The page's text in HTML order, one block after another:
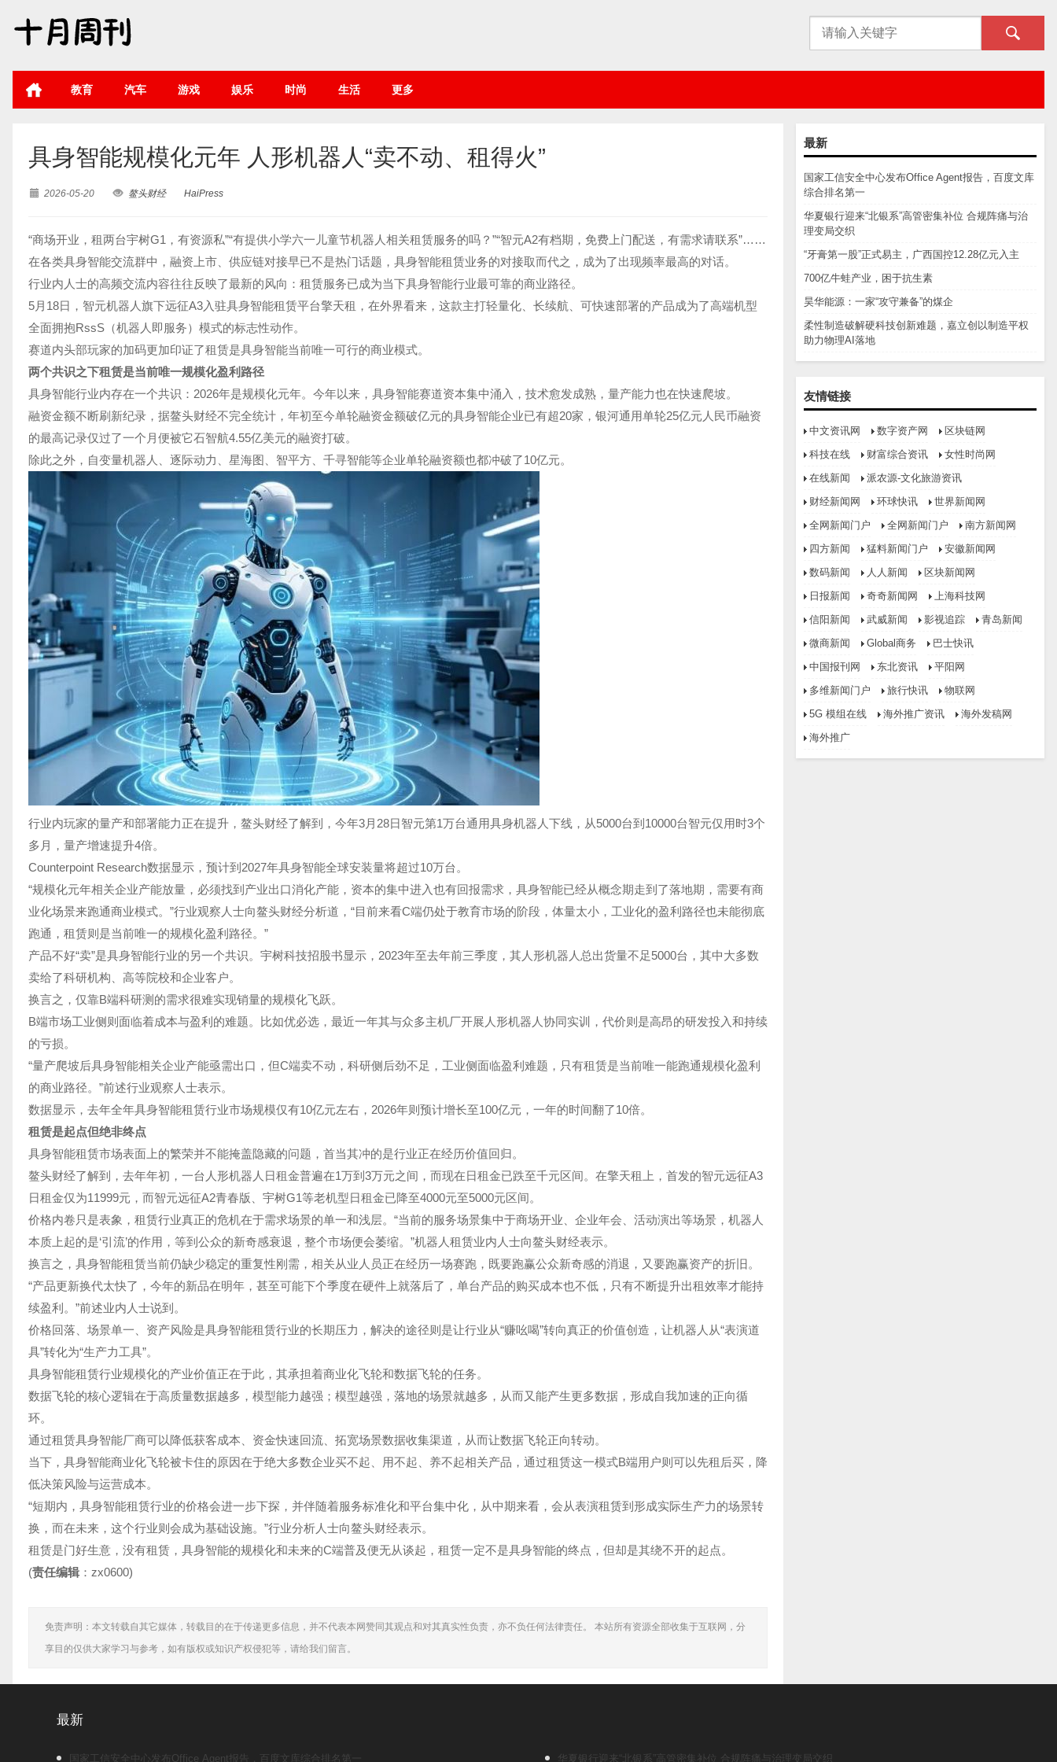
教育 汽车 游戏 娱乐 时尚 生活 更多
最新
国家工信安全中心发布Office Agent报告，百度文库
综合排名第一
华夏银行迎来“北银系”高管密集补位 合规阵痛与治
理变局交织
“牙膏第一股”正式易主，广西国控12.28亿元入主
700亿牛蛙产业，困于抗生素
昊华能源：一家“攻守兼备”的煤企
柔性制造破解硬科技创新难题，嘉立创以制造平权
助力物理AI落地
友情链接
中文资讯网 数字资产网
区块链网
科技在线
财富综合资讯
女性时尚网
在线新闻
派农源-文化旅游资讯
财经新闻网
环球快讯
世界新闻网
全网新闻门户
全网新闻门户
南方新闻网
四方新闻
猛料新闻门户
安徽新闻网
数码新闻
人人新闻
区块新闻网
日报新闻
奇奇新闻网
上海科技网
信阳新闻
武威新闻 影视追踪
青岛新闻
微商新闻
Global商务
巴士快讯
中国报刊网
东北资讯
平阳网
多维新闻门户
旅行快讯
物联网
5G 模组在线
海外推广资讯
海外发稿网
海外推广
具身智能规模化元年 人形机器人“卖不动、租得火”
2026-05-20 鳌头财经 HaiPress
“商场开业，租两台宇树G1，有资源私”“有提供小学六一儿童节机器人相关租赁服务的吗？”“智元A2有档期，免费上门配送，有需求请联系”……
在各类具身智能交流群中，融资上市、供应链对接早已不是热门话题，具身智能租赁业务的对接取而代之，成为了出现频率最高的对话。
行业内人士的高频交流内容往往反映了最新的风向：租赁服务已成为当下具身智能行业最可靠的商业路径。
5月18日，智元机器人旗下远征A3入驻具身智能租赁平台擎天租，在外界看来，这款主打轻量化、长续航、可快速部署的产品成为了高端机型
全面拥抱RssS（机器人即服务）模式的标志性动作。
赛道内头部玩家的加码更加印证了租赁是具身智能当前唯一可行的商业模式。
两个共识之下租赁是当前唯一规模化盈利路径
具身智能行业内存在一个共识：2026年是规模化元年。今年以来，具身智能赛道资本集中涌入，技术愈发成熟，量产能力也在快速爬坡。
融资金额不断刷新纪录，据鳌头财经不完全统计，年初至今单轮融资金额破亿元的具身智能企业已有超20家，银河通用单轮25亿元人民币融资
的最高记录仅过了一个月便被它石智航4.55亿美元的融资打破。
除此之外，自变量机器人、逐际动力、星海图、智平方、千寻智能等企业单轮融资额也都冲破了10亿元。
行业内玩家的量产和部署能力正在提升，鳌头财经了解到，今年3月28日智元第1万台通用具身机器人下线，从5000台到10000台智元仅用时3个
多月，量产增速提升4倍。
Counterpoint Research数据显示，预计到2027年具身智能全球安装量将超过10万台。
“规模化元年相关企业产能放量，必须找到产业出口消化产能，资本的集中进入也有回报需求，具身智能已经从概念期走到了落地期，需要有商
业化场景来跑通商业模式。”行业观察人士向鳌头财经分析道，“目前来看C端仍处于教育市场的阶段，体量太小，工业化的盈利路径也未能彻底
跑通，租赁则是当前唯一的规模化盈利路径。”
产品不好“卖”是具身智能行业的另一个共识。宇树科技招股书显示，2023年至去年前三季度，其人形机器人总出货量不足5000台，其中大多数
卖给了科研机构、高等院校和企业客户。
换言之，仅靠B端科研测的需求很难实现销量的规模化飞跃。
B端市场工业侧则面临着成本与盈利的难题。比如优必选，最近一年其与众多主机厂开展人形机器人协同实训，代价则是高昂的研发投入和持续
的亏损。
“量产爬坡后具身智能相关企业产能亟需出口，但C端卖不动，科研侧后劲不足，工业侧面临盈利难题，只有租赁是当前唯一能跑通规模化盈利
的商业路径。”前述行业观察人士表示。
数据显示，去年全年具身智能租赁行业市场规模仅有10亿元左右，2026年则预计增长至100亿元，一年的时间翻了10倍。
租赁是起点但绝非终点
具身智能租赁市场表面上的繁荣并不能掩盖隐藏的问题，首当其冲的是行业正在经历价值回归。
鳌头财经了解到，去年年初，一台人形机器人日租金普遍在1万到3万元之间，而现在日租金已跌至千元区间。在擎天租上，首发的智元远征A3
日租金仅为11999元，而智元远征A2青春版、宇树G1等老机型日租金已降至4000元至5000元区间。
价格内卷只是表象，租赁行业真正的危机在于需求场景的单一和浅层。“当前的服务场景集中于商场开业、企业年会、活动演出等场景，机器人
本质上起的是‘引流’的作用，等到公众的新奇感衰退，整个市场便会萎缩。”机器人租赁业内人士向鳌头财经表示。
换言之，具身智能租赁当前仍缺少稳定的重复性刚需，相关从业人员正在经历一场赛跑，既要跑赢公众新奇感的消退，又要跑赢资产的折旧。
“产品更新换代太快了，今年的新品在明年，甚至可能下个季度在硬件上就落后了，单台产品的购买成本也不低，只有不断提升出租效率才能持
续盈利。”前述业内人士说到。
价格回落、场景单一、资产风险是具身智能租赁行业的长期压力，解决的途径则是让行业从“赚吆喝”转向真正的价值创造，让机器人从“表演道
具”转化为“生产力工具”。
具身智能租赁行业规模化的产业价值正在于此，其承担着商业化飞轮和数据飞轮的任务。
数据飞轮的核心逻辑在于高质量数据越多，模型能力越强；模型越强，落地的场景就越多，从而又能产生更多数据，形成自我加速的正向循
环。
通过租赁具身智能厂商可以降低获客成本、资金快速回流、拓宽场景数据收集渠道，从而让数据飞轮正向转动。
当下，具身智能商业化飞轮被卡住的原因在于绝大多数企业买不起、用不起、养不起相关产品，通过租赁这一模式B端用户则可以先租后买，降
低决策风险与运营成本。
“短期内，具身智能租赁行业的价格会进一步下探，并伴随着服务标准化和平台集中化，从中期来看，会从表演租赁到形成实际生产力的场景转
换，而在未来，这个行业则会成为基础设施。”行业分析人士向鳌头财经表示。
租赁是门好生意，没有租赁，具身智能的规模化和未来的C端普及便无从谈起，租赁一定不是具身智能的终点，但却是其绕不开的起点。
(责任编辑 ：zx0600)
免责声明：本文转载自其它媒体，转载目的在于传递更多信息，并不代表本网赞同其观点和对其真实性负责，亦不负任何法律责任。 本站所有资源全部收集于互联网，分
享目的仅供大家学习与参考，如有版权或知识产权侵犯等，请给我们留言。
最新
国家工信安全中心发布Office Agent报告，百度文库综合排名第一 华夏银行迎来“北银系”高管密集补位 合规阵痛与治理变局交织